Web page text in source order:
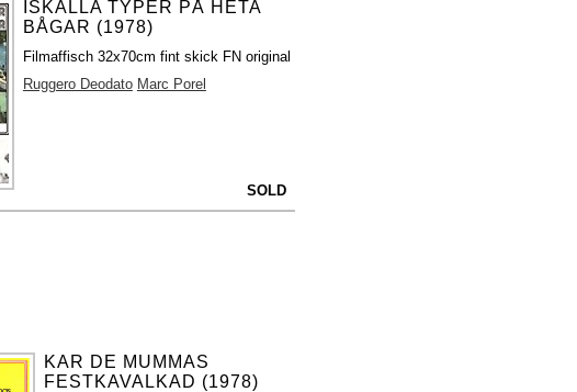
ISKALLA TYPER PÅ HETA
BÅGAR (1978)
Filmaffisch 32x70cm fint skick FN original
Ruggero Deodato Marc Porel
SOLD
KAR DE MUMMAS
FESTKAVALKAD (1978)